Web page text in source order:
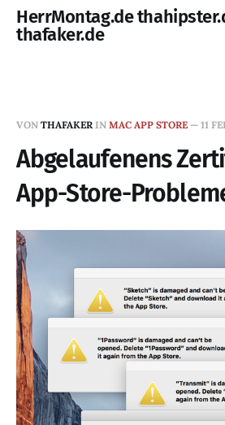
HerrMontag.de
thafaker.de
VON THAFAKER IN MAC APP STORE — 11
Abgelaufenens
App-Store-